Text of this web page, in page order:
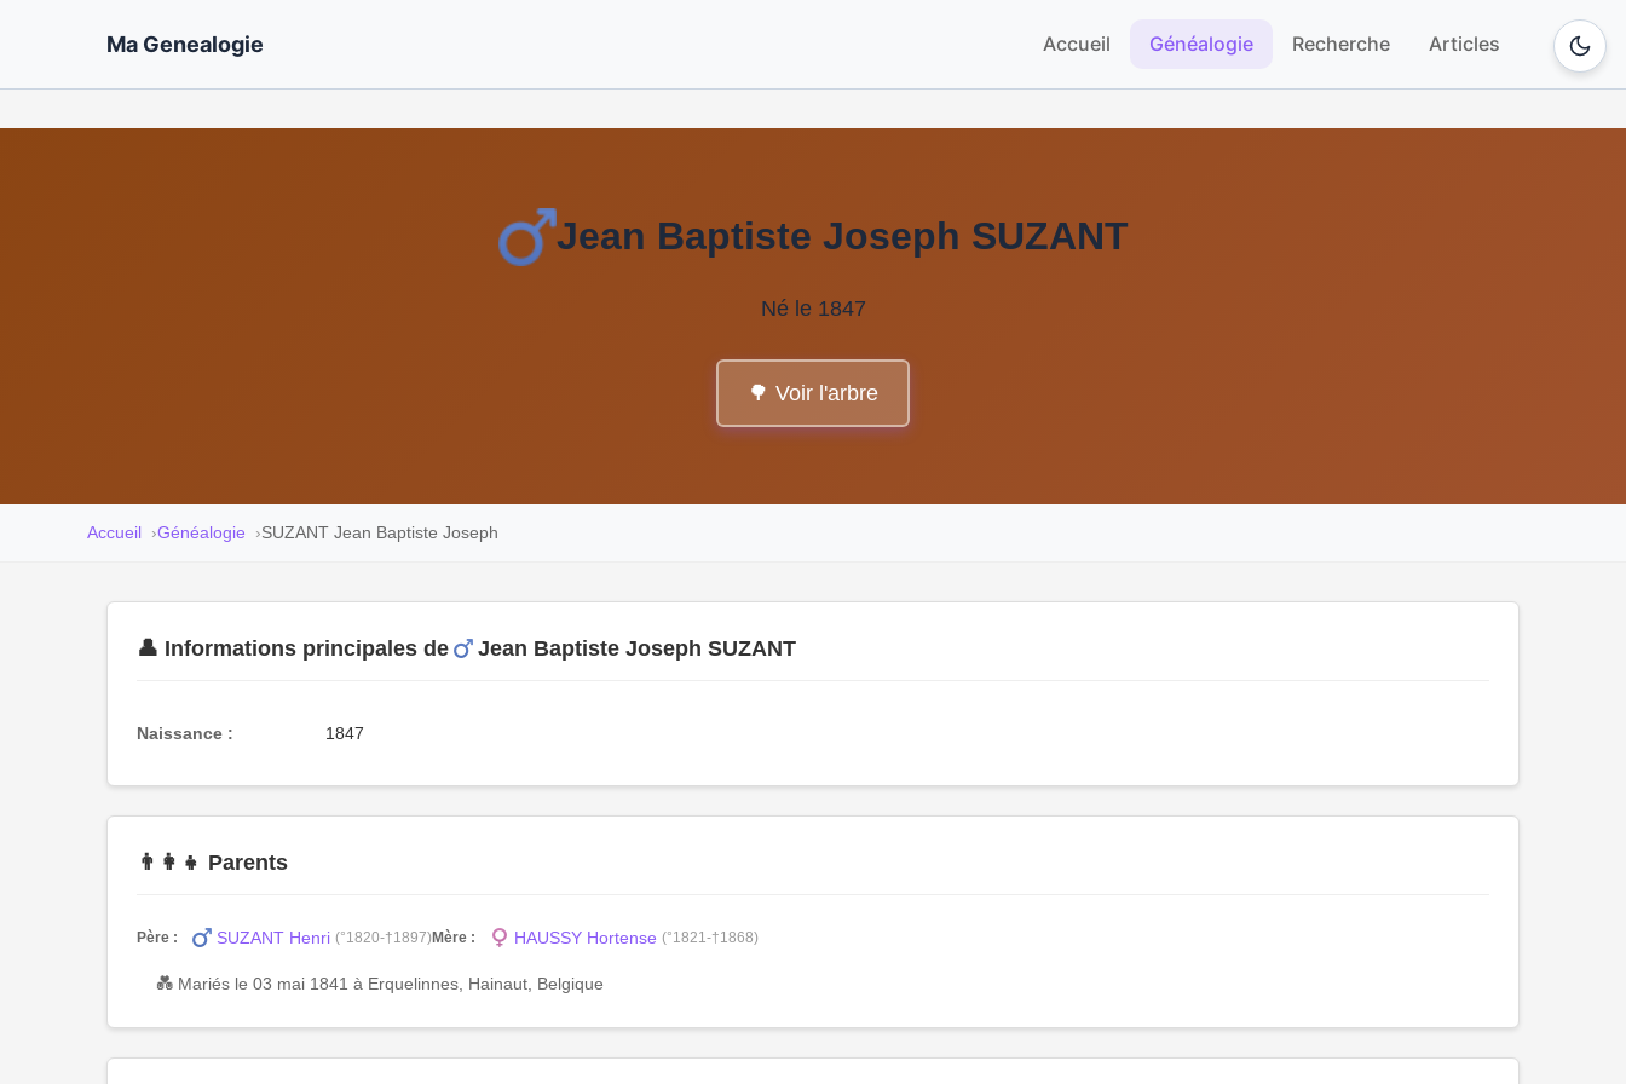
Ma Genealogie Accueil Généalogie Recherche Articles
Jean Baptiste Joseph SUZANT
Né le 1847
🌳 Voir l'arbre
Accueil Généalogie SUZANT Jean Baptiste Joseph
👤 Informations principales de Jean Baptiste Joseph SUZANT
Naissance : 1847
👨‍👩‍👧 Parents
Père : SUZANT Henri (°1820-†1897)Mère : HAUSSY Hortense (°1821-†1868)
💑 Mariés le 03 mai 1841 à Erquelinnes, Hainaut, Belgique